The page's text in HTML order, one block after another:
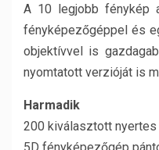
A 10 legjobb fénykép
fényképezőgéppel és
objektívvel is
nyomtatott verzióját is
Harmadik
200 kiválasztott nyertes